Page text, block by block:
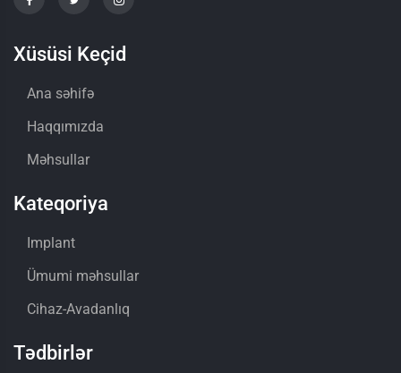
Xüsüsi Keçid
Ana səhifə
Haqqımızda
Məhsullar
Kateqoriya
Implant
Ümumi məhsullar
Cihaz-Avadanlıq
Tədbirlər